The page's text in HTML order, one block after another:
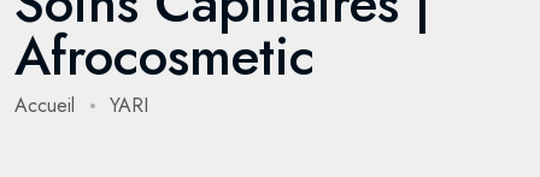
Afrocosmetic
Accueil YARI